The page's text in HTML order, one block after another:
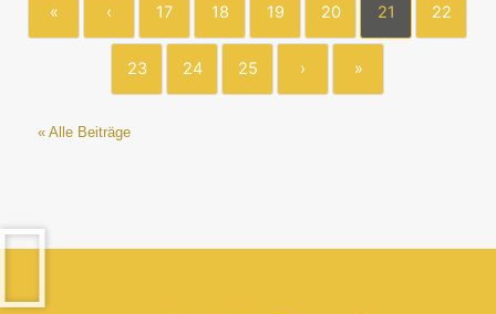
« ‹ 17 18 19 20 21 22
23 24 25 › »
« Alle Beiträge